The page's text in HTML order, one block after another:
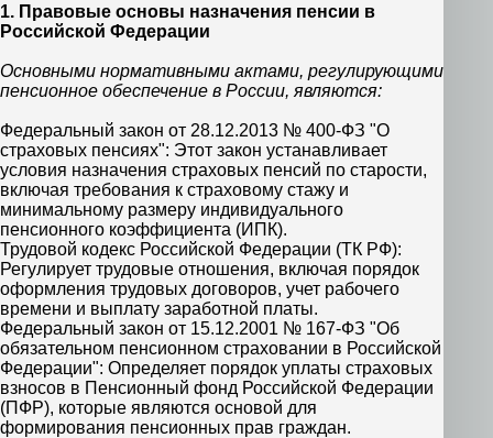
1. Правовые основы назначения пенсии в
Российской Федерации
Основными нормативными актами, регулирующими
пенсионное обеспечение в России, являются:
Федеральный закон от 28.12.2013 № 400-ФЗ "О
страховых пенсиях": Этот закон устанавливает
условия назначения страховых пенсий по старости,
включая требования к страховому стажу и
минимальному размеру индивидуального
пенсионного коэффициента (ИПК).
Трудовой кодекс Российской Федерации (ТК РФ):
Регулирует трудовые отношения, включая порядок
оформления трудовых договоров, учет рабочего
времени и выплату заработной платы.
Федеральный закон от 15.12.2001 № 167-ФЗ "Об
обязательном пенсионном страховании в Российской
Федерации": Определяет порядок уплаты страховых
взносов в Пенсионный фонд Российской Федерации
(ПФР), которые являются основой для
формирования пенсионных прав граждан.